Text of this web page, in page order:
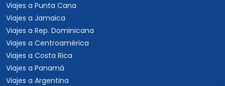
Viajes a Punta Cana
Viajes a Jamaica
Viajes a Rep. Dominicana
Viajes a Centroamérica
Viajes a Costa Rica
Viajes a Panamá
Viajes a Argentina